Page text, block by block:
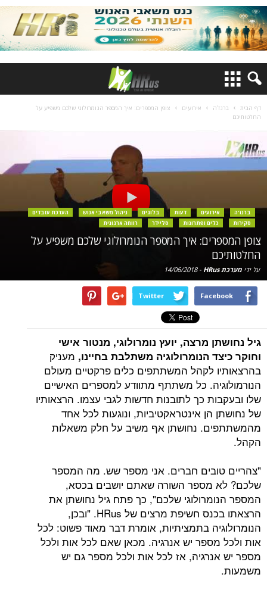
דף הבית ברנז'ה אירועים
צופן המספרים: איך המספר הנומרולוגי שלכם משפיע על
החלטותיכם
ברנז'ה אירועים דעות בלוגים ניהול משאבי אנוש
הערכת עובדים
סקירות
כלים ופתרונות סליידר רווחה ארגונית
צופן המספרים: איך המספר הנומרולוגי שלכם משפיע על
החלטותיכם
על ידי מערכת HRus -
14/06/2018
Facebook
Twitter
גיל נחושתן מרצה, יועץ נומרולוגי, מנטור אישי
וחוקר כיצד הנומרולוגיה משתלבת בחיינו, מעניק
בהרצאותיו לקהל המשתתפים כלים פרקטיים מעולם
הנורמולוגיה. כל משתתף מתוודע למספרים האישיים
שלו ובעקבות כך לתובנות חדשות לגבי עצמו. הרצאותיו
של נחושתן הן אינטראקטיביות, ונוגעות לכל אחד
מהמשתתפים. נחושתן אף משיב על חלק משאלות
הקהל.
"צהריים טובים חברים. אני מספר שש. מה המספר
שלכם? לא מספר השורה שאתם יושבים בכסא,
המספר הנומרולוגי שלכם", כך פתח גיל נחושתן את
הרצאתו בכנס חשיפת מרצים של HRus. "ובכן,
הנומרולוגיה בתמציתיות, אומרת דבר מאוד פשוט: לכל
אות ולכל מספר יש אנרגיה. מכאן שאם לכל אות ולכל
מספר יש אנרגיה, אז לכל אות ולכל מספר גם יש
משמעות.